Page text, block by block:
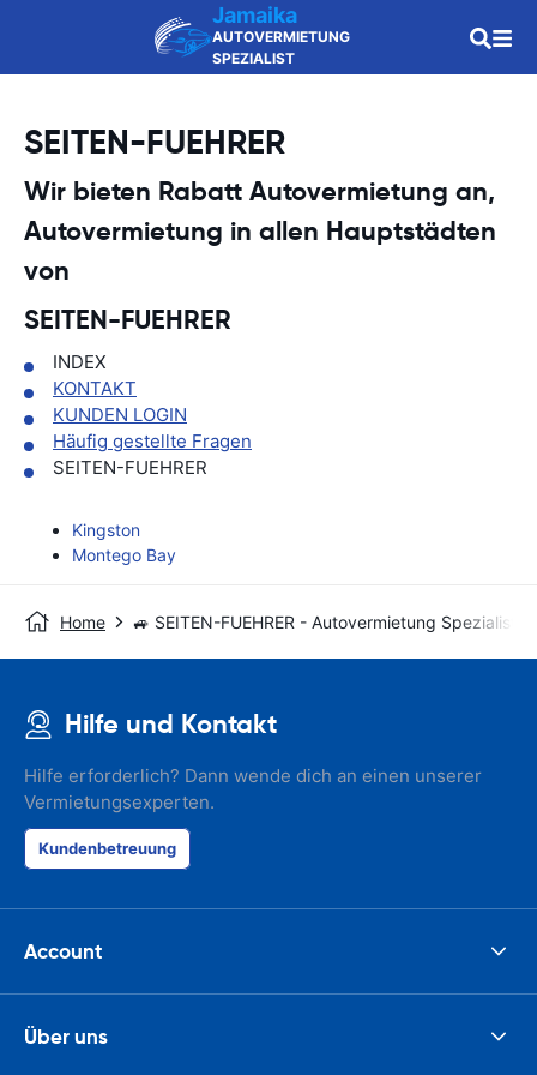
Jamaika
AUTOVERMIETUNG
SPEZIALIST
SEITEN-FUEHRER
Wir bieten Rabatt Autovermietung an,
Autovermietung in allen Hauptstädten
von
SEITEN-FUEHRER
INDEX
KONTAKT
KUNDEN LOGIN
Häufig gestellte Fragen
SEITEN-FUEHRER
Kingston
Montego Bay
Home 🚙 SEITEN-FUEHRER - Autovermietung Spezialist
Hilfe und Kontakt
Hilfe erforderlich? Dann wende dich an einen unserer
Vermietungsexperten.
Kundenbetreuung
Account
Über uns